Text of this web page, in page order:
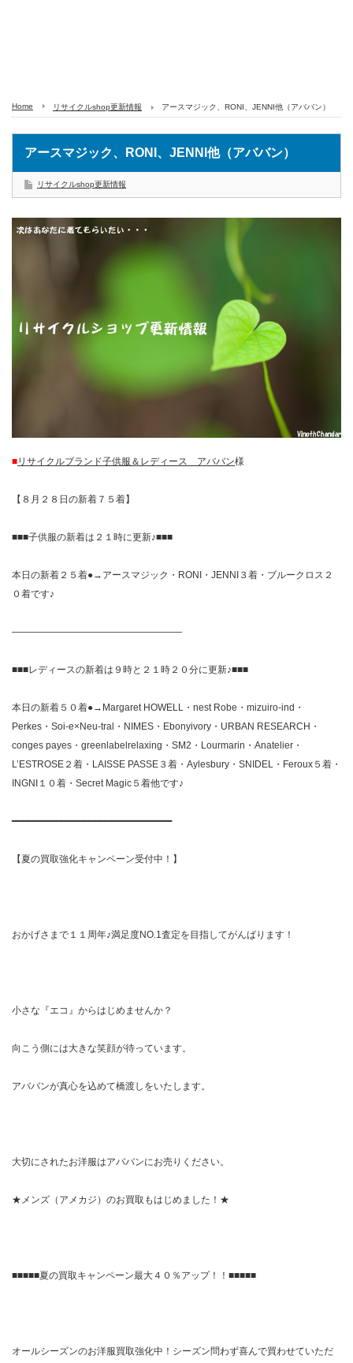
Home リサイクルshop更新情報 アースマジック、RONI、JENNI他（アババン）
アースマジック、RONI、JENNI他（アババン）
リサイクルshop更新情報
■リサイクルブランド子供服＆レディース アババン様
【８月２８日の新着７５着】
■■■子供服の新着は２１時に更新♪■■■
本日の新着２５着●→アースマジック・RONI・JENNI３着・ブルークロス２
０着です♪
——————————————————
■■■レディースの新着は９時と２１時２０分に更新♪■■■
本日の新着５０着●→Margaret HOWELL・nest Robe・mizuiro-ind・
Perkes・Soi-e×Neu-tral・NIMES・Ebonyivory・URBAN RESEARCH・
conges payes・greenlabelrelaxing・SM2・Lourmarin・Anatelier・
L’ESTROSE２着・LAISSE PASSE３着・Aylesbury・SNIDEL・Feroux５着・
INGNI１０着・Secret Magic５着他です♪
━━━━━━━━━━━━━━━━━━━━━━━━━━━━━
【夏の買取強化キャンペーン受付中！】
おかげさまで１１周年♪満足度NO.1査定を目指してがんばります！
小さな『エコ』からはじめませんか？
向こう側には大きな笑顔が待っています。
アババンが真心を込めて橋渡しをいたします。
大切にされたお洋服はアババンにお売りください。
★メンズ（アメカジ）のお買取もはじめました！★
■■■■■夏の買取キャンペーン最大４０％アップ！！■■■■■
オールシーズンのお洋服買取強化中！シーズン問わず喜んで買わせていただ